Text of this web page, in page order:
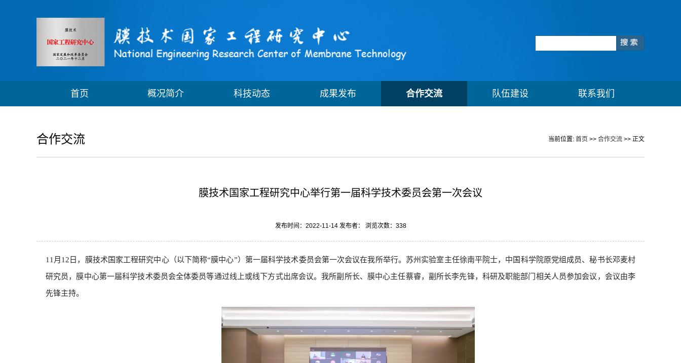
首页 概况简介 科技动态 成果发布 合作交流 队伍建设 联系我们
合作交流 当前位置: 首页 >> 合作交流 >> 正文
膜技术国家工程研究中心举行第一届科学技术委员会第一次会议
发布时间：2022-11-14 发布者： 浏览次数： 338
11月12日，膜技术国家工程研究中心（以下简称“膜中心”）第一届科学技术委员会第一次会议在我所举行。苏州实验室主任徐南平院士，中国科学院原党组成员、秘书长邓麦村
研究员，膜中心第一届科学技术委员会全体委员等通过线上或线下方式出席会议。我所副所长、膜中心主任蔡睿，副所长李先锋，科研及职能部门相关人员参加会议，会议由李
先锋主持。